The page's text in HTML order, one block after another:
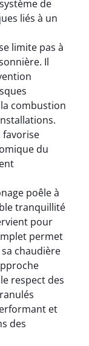
de
liés à un
limite pas à
Il
combustion
du
poêle à
tranquillité
pour
permet
chaudière
respect des
et
des